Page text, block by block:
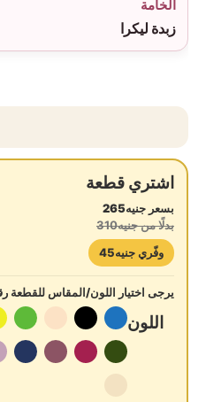
الخامة
زبدة ليكرا
اشتري قطعة
بسعر جنيه265
بدلًا من جنيه310
وفّري جنيه45
يرجى اختيار اللون/المقاس للقطعة
اللون